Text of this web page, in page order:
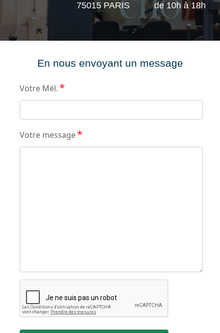
75015 PARIS
de 10h à 18h
En nous envoyant un message
Votre Mél. *
Votre message*